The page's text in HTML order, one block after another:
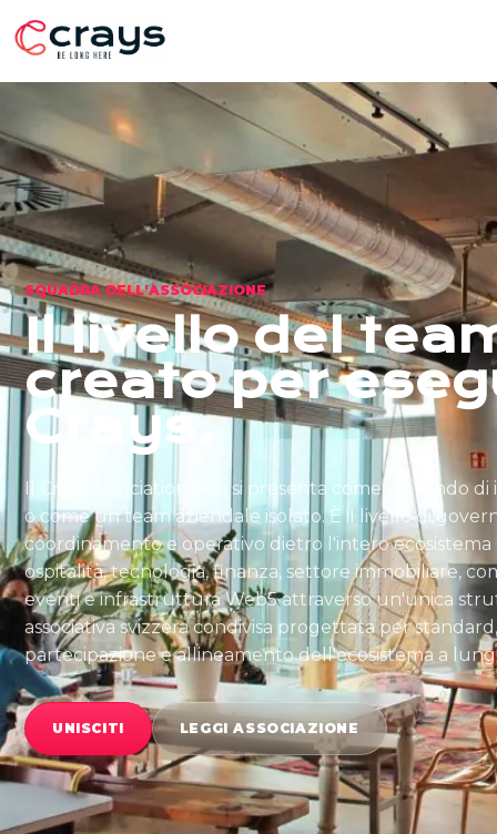
SQUADRA DELL'ASSOCIAZIONE
Il livello del
creato per
Crays.
Il Crays Association non si presenta come un fondo
o come un team aziendale isolato. È il livello di
coordinamento e operativo dietro l'intero ecosistema
ospitalità, tecnologia, finanza, settore immobiliare,
eventi e infrastruttura Web5 attraverso un'unica
associativa svizzera condivisa progettata per
partecipazione e allineamento dell'ecosistema a
UNISCITI LEGGI ASSOCIAZIONE